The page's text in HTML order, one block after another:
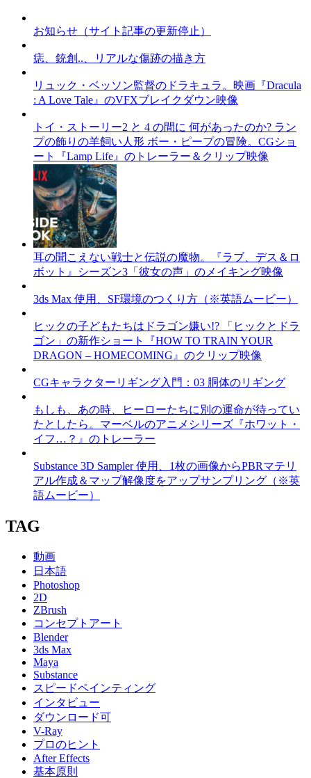
お知らせ（サイト記事の更新停止）
痣、銃創..、リアルな傷跡の描き方
リュック・ベッソン監督のドラキュラ。映画『Dracula
: A Love Tale』のVFXブレイクダウン映像
トイ・ストーリー2 と 4 の間に 何があったのか? ラン
プの飾りの羊飼い人形 ボー・ピープの冒険。CGショ
ート『Lamp Life』のトレーラー＆クリップ映像
耳の聞こえない戦士と伝説の魔物。『ラブ、デス＆ロ
ボット』シーズン3「彼女の声」のメイキング映像
3ds Max 使用、SF環境のつくり方（※英語ムービー）
ヒックの子どもたちはドラゴン嫌い!? 「ヒックとドラ
ゴン」の新作ショート『HOW TO TRAIN YOUR
DRAGON – HOMECOMING』のクリップ映像
CGキャラクターリギング入門：03 胴体のリギング
もしも、あの時、ヒーローたちに別の運命が待ってい
たとしたら。マーベルのアニメシリーズ『ホワット・
イフ…？』のトレーラー
Substance 3D Sampler 使用、1枚の画像からPBRマテリ
アル作成＆マップ解像度をアップサンプリング（※英
語ムービー）
TAG
動画
日本語
Photoshop
2D
ZBrush
コンセプトアート
Blender
3ds Max
Maya
Substance
スピードペインティング
インタビュー
ダウンロード可
V-Ray
プロのヒント
After Effects
基本原則